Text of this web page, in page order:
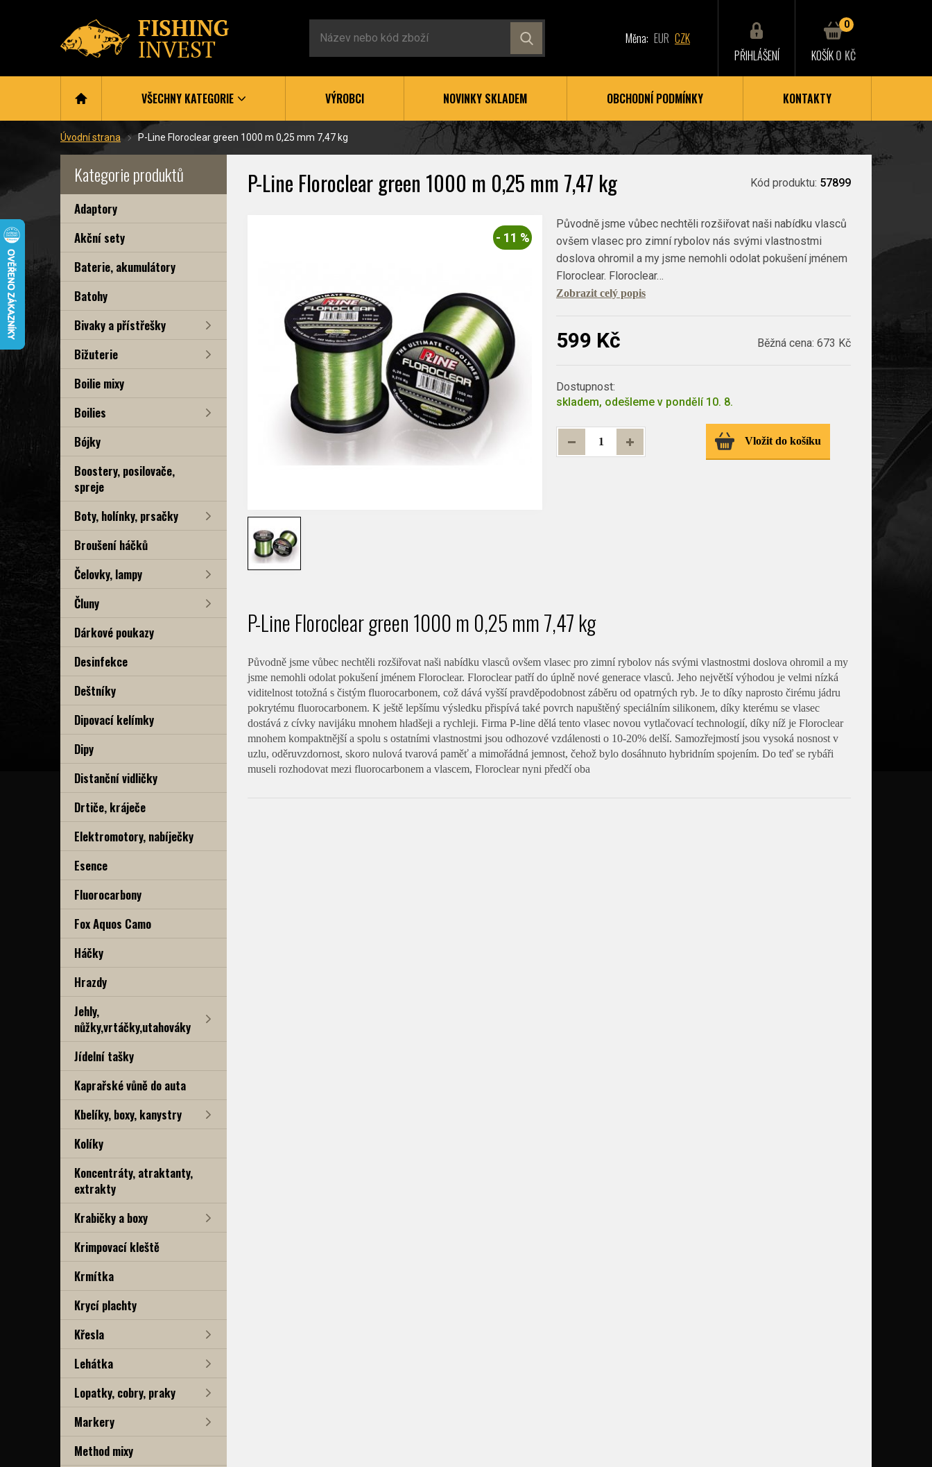
Měna: EUR CZK
PŘIHLÁŠENÍ
0
KOŠÍK0 KČ
VŠECHNY KATEGORIE VÝROBCI NOVINKY SKLADEM OBCHODNÍ PODMÍNKY KONTAKTY
Úvodní strana P-Line Floroclear green 1000 m 0,25 mm 7,47 kg
Kategorie produktů
Adaptory
Akční sety
Baterie, akumulátory
Batohy
Bivaky a přístřešky
Bižuterie
Boilie mixy
Boilies
Bójky
Boostery, posilovače,
spreje
Boty, holínky, prsačky
Broušení háčků
Čelovky, lampy
Čluny
Dárkové poukazy
Desinfekce
Deštníky
Dipovací kelímky
Dipy
Distanční vidličky
Drtiče, kráječe
Elektromotory, nabíječky
Esence
Fluorocarbony
Fox Aquos Camo
Háčky
Hrazdy
Jehly,
nůžky,vrtáčky,utahováky
Jídelní tašky
Kaprařské vůně do auta
Kbelíky, boxy, kanystry
Kolíky
Koncentráty, atraktanty,
extrakty
Krabičky a boxy
Krimpovací kleště
Krmítka
Krycí plachty
Křesla
Lehátka
Lopatky, cobry, praky
Markery
Method mixy
P-Line Floroclear green 1000 m 0,25 mm 7,47 kg Kód produktu: 57899
- 11 %
Původně jsme vůbec nechtěli rozšiřovat naši nabídku vlasců
ovšem vlasec pro zimní rybolov nás svými vlastnostmi
doslova ohromil a my jsme nemohli odolat pokušení jménem
Floroclear. Floroclear…
Zobrazit celý popis
599 Kč Běžná cena: 673 Kč
Dostupnost:
skladem, odešleme v pondělí 10. 8.
Vložit do košíku
P-Line Floroclear green 1000 m 0,25 mm 7,47 kg
Původně jsme vůbec nechtěli rozšiřovat naši nabídku vlasců ovšem vlasec pro zimní rybolov nás svými vlastnostmi doslova ohromil a my
jsme nemohli odolat pokušení jménem Floroclear. Floroclear patří do úplně nové generace vlasců. Jeho největší výhodou je velmi nízká
viditelnost totožná s čistým fluorocarbonem, což dává vyšší pravděpodobnost záběru od opatrných ryb. Je to díky naprosto čirému jádru
pokrytému fluorocarbonem. K ještě lepšímu výsledku přispívá také povrch napuštěný speciálním silikonem, díky kterému se vlasec
dostává z cívky navijáku mnohem hladšeji a rychleji. Firma P-line dělá tento vlasec novou vytlačovací technologií, díky níž je Floroclear
mnohem kompaktnější a spolu s ostatními vlastnostmi jsou odhozové vzdálenosti o 10-20% delší. Samozřejmostí jsou vysoká nosnost v
uzlu, oděruvzdornost, skoro nulová tvarová paměť a mimořádná jemnost, čehož bylo dosáhnuto hybridním spojením. Do teď se rybáři
museli rozhodovat mezi fluorocarbonem a vlascem, Floroclear nyni předčí oba